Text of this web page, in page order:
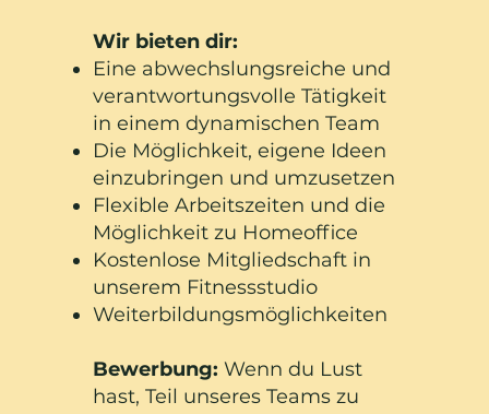
Wir bieten dir:
Eine abwechslungsreiche und
verantwortungsvolle Tätigkeit
in einem dynamischen Team
Die Möglichkeit, eigene Ideen
einzubringen und umzusetzen
Flexible Arbeitszeiten und die
Möglichkeit zu Homeoffice
Kostenlose Mitgliedschaft in
unserem Fitnessstudio
Weiterbildungsmöglichkeiten
Bewerbung: Wenn du Lust
hast, Teil unseres Teams zu